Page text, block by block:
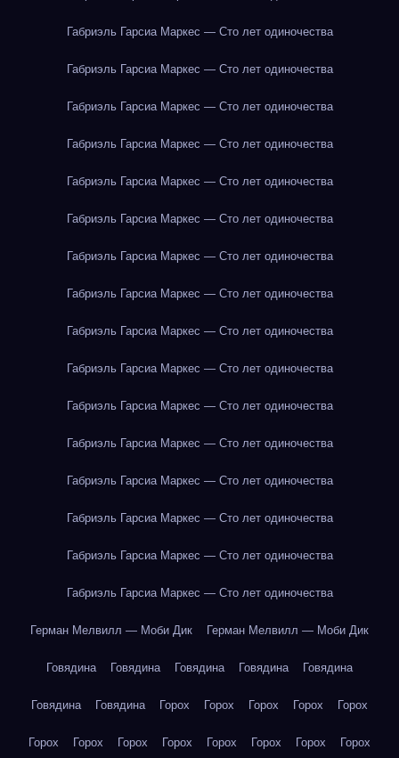
Габриэль Гарсиа Маркес — Сто лет одиночества
Габриэль Гарсиа Маркес — Сто лет одиночества
Габриэль Гарсиа Маркес — Сто лет одиночества
Габриэль Гарсиа Маркес — Сто лет одиночества
Габриэль Гарсиа Маркес — Сто лет одиночества
Габриэль Гарсиа Маркес — Сто лет одиночества
Габриэль Гарсиа Маркес — Сто лет одиночества
Габриэль Гарсиа Маркес — Сто лет одиночества
Габриэль Гарсиа Маркес — Сто лет одиночества
Габриэль Гарсиа Маркес — Сто лет одиночества
Габриэль Гарсиа Маркес — Сто лет одиночества
Габриэль Гарсиа Маркес — Сто лет одиночества
Габриэль Гарсиа Маркес — Сто лет одиночества
Габриэль Гарсиа Маркес — Сто лет одиночества
Габриэль Гарсиа Маркес — Сто лет одиночества
Габриэль Гарсиа Маркес — Сто лет одиночества
Герман Мелвилл — Моби Дик Герман Мелвилл — Моби Дик
Говядина Говядина Говядина Говядина Говядина
Говядина Говядина Горох Горох Горох Горох Горох
Горох Горох Горох Горох Горох Горох Горох Горох